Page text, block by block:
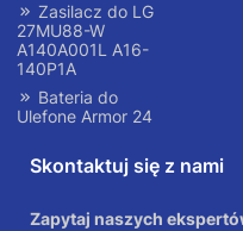
Zasilacz do LG
27MU88-W
A140A001L A16-
140P1A
Bateria do
Ulefone Armor 24
Skontaktuj się z nami
Zapytaj naszych